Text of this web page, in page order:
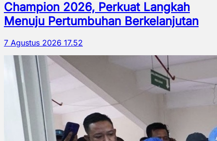
Champion 2026, Perkuat Langkah
Menuju Pertumbuhan Berkelanjutan
7 Agustus 2026 17.52